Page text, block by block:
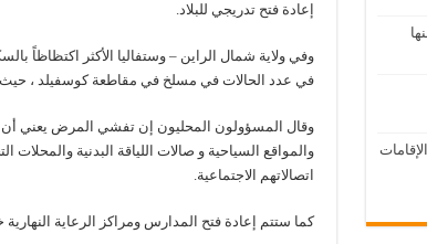
إعادة فتح تدريجي للبلاد.
وفي ولاية شمال الراين – وستفاليا الأكثر اكتظاظاً
في عدد الحالات في مسلخ في مقاطعة كوسفيلد ، حيث ثبتت إصابة أكثر من
وقال المسؤولون المحليون إن تفشي المرض يعني
اتصالاتهم الاجتماعية.
كما ستتم إعادة فتح المدارس ومراكز الرعاية